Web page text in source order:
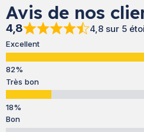
Avis de nos
4,8 4,8 sur 5
Excellent
Très bon
Bon